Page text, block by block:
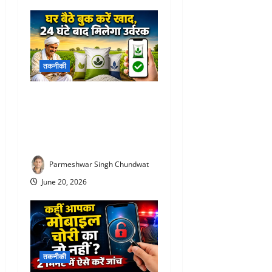
तकनीकी
Parmeshwar Singh Chundwat
June 20, 2026
तकनीकी